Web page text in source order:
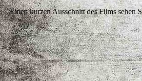
Einen kurzen Ausschnitt des Films sehen